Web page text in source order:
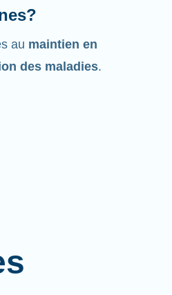
au maintien en
des maladies.